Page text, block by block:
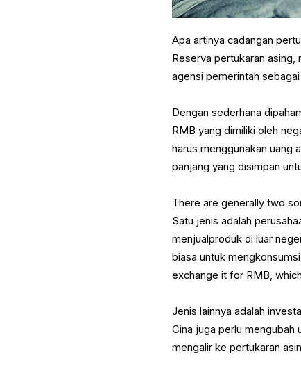
Apa artinya cadangan
Reserva pertukaran
agensi pemerintah
Dengan sederhana
RMB yang dimiliki oleh
harus menggunakan uang
panjang yang disimpan
There are generally two
Satu jenis adalah
menjualproduk di luar
biasa untuk
exchange it for RMB,
Jenis lainnya adalah
Cina juga perlu mengubah
mengalir ke pertukaran